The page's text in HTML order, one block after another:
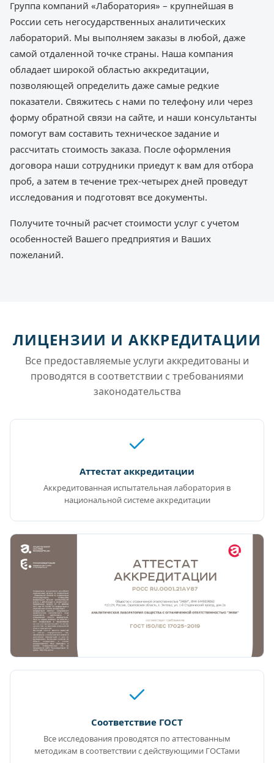
Группа компаний «Лаборатория» – крупнейшая в
России сеть негосударственных аналитических
лабораторий. Мы выполняем заказы в любой, даже
самой отдаленной точке страны. Наша компания
обладает широкой областью аккредитации,
позволяющей определить даже самые редкие
показатели. Свяжитесь с нами по телефону или через
форму обратной связи на сайте, и наши консультанты
помогут вам составить техническое задание и
рассчитать стоимость заказа. После оформления
договора наши сотрудники приедут к вам для отбора
проб, а затем в течение трех-четырех дней проведут
исследования и подготовят все документы.
Получите точный расчет стоимости услуг с учетом
особенностей Вашего предприятия и Ваших
пожеланий.
ЛИЦЕНЗИИ И АККРЕДИТАЦИИ
Все предоставляемые услуги аккредитованы и
проводятся в соответствии с требованиями
законодательства
Аттестат аккредитации
Аккредитованная испытательная лаборатория в
национальной системе аккредитации
Соответствие ГОСТ
Все исследования проводятся по аттестованным
методикам в соответствии с действующими ГОСТами